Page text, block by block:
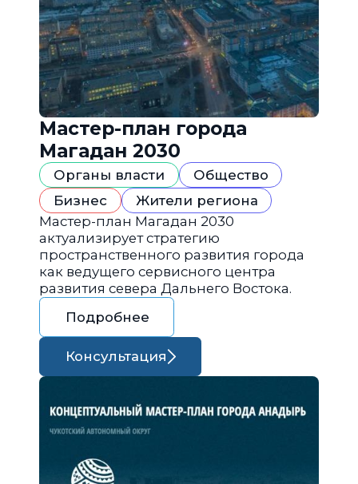
Мастер-план города
Магадан 2030
Органы власти
Общество
Бизнес
Жители региона
Мастер-план Магадан 2030
актуализирует стратегию
пространственного развития города
как ведущего сервисного центра
развития севера Дальнего Востока.
Подробнее
Консультация